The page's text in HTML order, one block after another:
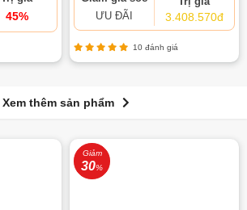
45%
ƯU ĐÃI
3.408.570đ
10 đánh giá
Xem thêm sản phẩm
Giảm
30%